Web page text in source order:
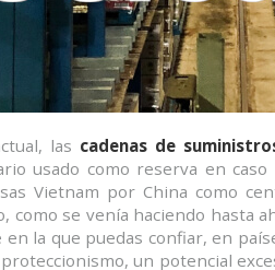
las cadenas de
usado como reserva en
Vietnam por China como
como se venía haciendo hasta
la que puedas confiar, en
un potencial